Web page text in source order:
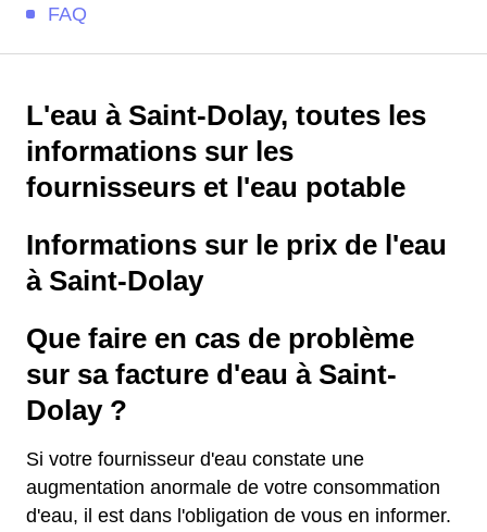
FAQ
L'eau à Saint-Dolay, toutes les
informations sur les
fournisseurs et l'eau potable
Informations sur le prix de l'eau
à Saint-Dolay
Que faire en cas de problème
sur sa facture d'eau à Saint-
Dolay ?
Si votre fournisseur d'eau constate une
augmentation anormale de votre consommation
d'eau, il est dans l'obligation de vous en informer.